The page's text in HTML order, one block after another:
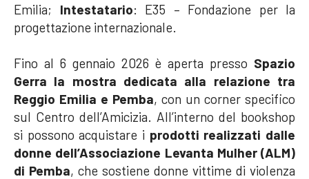
Emilia; Intestatario: E35 – Fondazione per la
progettazione internazionale.
Fino al 6 gennaio 2026 è aperta presso Spazio
Gerra la mostra dedicata alla relazione tra
Reggio Emilia e Pemba, con un corner specifico
sul Centro dell’Amicizia. All’interno del bookshop
si possono acquistare i prodotti realizzati dalle
donne dell’Associazione Levanta Mulher (ALM)
di Pemba, che sostiene donne vittime di violenza